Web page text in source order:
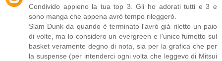
Condivido appieno la tua top 3. Gli ho adorati tutti e 3 e
sono manga che appena avrò tempo rileggerò.
Slam Dunk da quando è terminato l'avrò già riletto un paio
di volte, ma lo considero un evergreen e l'unico fumetto sul
basket veramente degno di nota, sia per la grafica che per
la suspense (per intenderci ogni volta che leggevo di Mitsui